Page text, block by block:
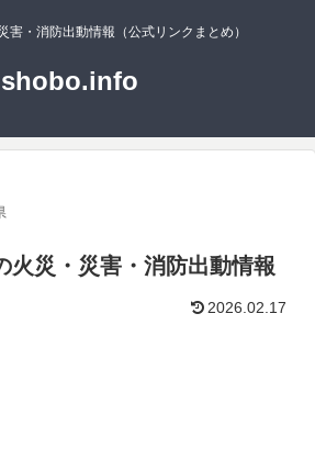
害・消防出動情報（公式リンクまとめ）
shobo.info
火災・災害・消防出動情報
2026.02.17